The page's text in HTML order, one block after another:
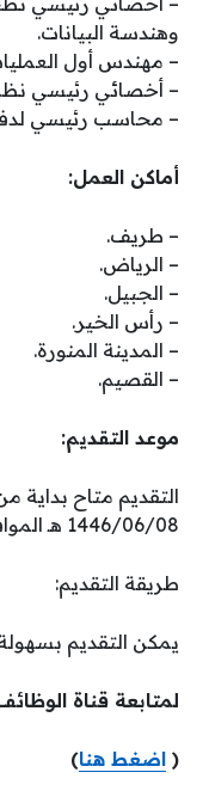
وهندسة البيانات.
– مهندس أول
– أخصائي رئيسي نظم
– محاسب رئيسي
أماكن العمل:
– طريف.
– الرياض.
– الجبيل.
– رأس الخير.
– المدينة المنورة.
– القصيم.
موعد التقديم:
التقديم متاح بداية
1446/06/08 هـ الموافق بالميلادي 2024/12/09 م.
طريقة التقديم:
يمكن التقديم
لمتابعة قناة
( اضغط هنا)